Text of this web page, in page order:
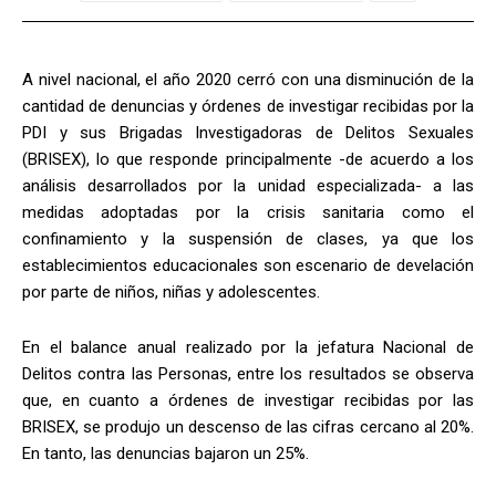
A nivel nacional, el año 2020 cerró con una disminución de la
cantidad de denuncias y órdenes de investigar recibidas por la
PDI y sus Brigadas Investigadoras de Delitos Sexuales
(BRISEX), lo que responde principalmente -de acuerdo a los
análisis desarrollados por la unidad especializada- a las
medidas adoptadas por la crisis sanitaria como el
confinamiento y la suspensión de clases, ya que los
establecimientos educacionales son escenario de develación
por parte de niños, niñas y adolescentes.
En el balance anual realizado por la jefatura Nacional de
Delitos contra las Personas, entre los resultados se observa
que, en cuanto a órdenes de investigar recibidas por las
BRISEX, se produjo un descenso de las cifras cercano al 20%.
En tanto, las denuncias bajaron un 25%.